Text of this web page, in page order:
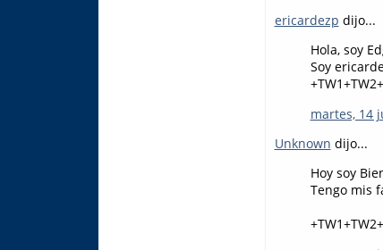
ericardezp dijo...
Hola, soy
Soy
martes, 14
Unknown dijo...
Hoy soy
Tengo mis